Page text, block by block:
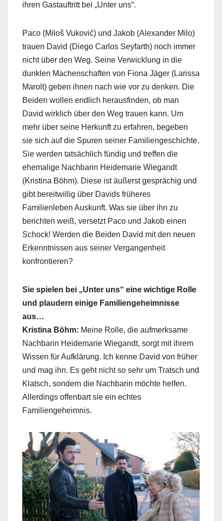
ihren Gastauftritt bei „Unter uns“.
Paco (Miloš Vuković) und Jakob (Alexander Milo)
trauen David (Diego Carlos Seyfarth) noch immer
nicht über den Weg. Seine Verwicklung in die
dunklen Machenschaften von Fiona Jäger (Larissa
Marolt) geben ihnen nach wie vor zu denken. Die
Beiden wollen endlich herausfinden, ob man
David wirklich über den Weg trauen kann. Um
mehr über seine Herkunft zu erfahren, begeben
sie sich auf die Spuren seiner Familiengeschichte.
Sie werden tatsächlich fündig und treffen die
ehemalige Nachbarin Heidemarie Wiegandt
(Kristina Böhm). Diese ist äußerst gesprächig und
gibt bereitwillig über Davids früheres
Familienleben Auskunft. Was sie über ihn zu
berichten weiß, versetzt Paco und Jakob einen
Schock! Werden die Beiden David mit den neuen
Erkenntnissen aus seiner Vergangenheit
konfrontieren?
Sie spielen bei „Unter uns“ eine wichtige Rolle
und plaudern einige Familiengeheimnisse
aus…
Kristina Böhm: Meine Rolle, die aufmerksame
Nachbarin Heidemarie Wiegandt, sorgt mit ihrem
Wissen für Aufklärung. Ich kenne David von früher
und mag ihn. Es geht nicht so sehr um Tratsch und
Klatsch, sondern die Nachbarin möchte helfen.
Allerdings offenbart sie ein echtes
Familiengeheimnis.